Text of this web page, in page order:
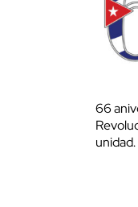
66
unidad.